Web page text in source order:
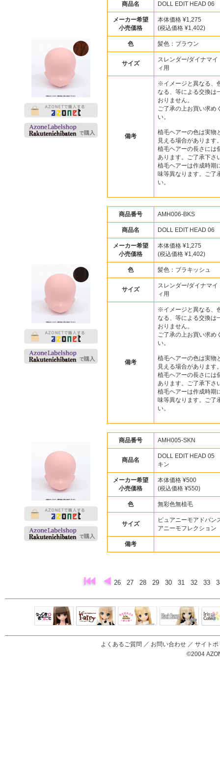
商品名 DOLL EDIT HEAD 06
メーカー希望
小売価格
本体価格 ¥1,275
(税込価格 ¥1,402)
色 髪色：ブラウン
サイズ
スレンダー/ダイナマイ
ィ用
備考
※イメージと異なる、
なる、等による交換は
おりません。
ご了承の上お買い求め
い。
植毛ヘアーの色は実物
見える場合があります
植毛ヘアーの長さには
あります。ご了承下さ
植毛ヘアーは作成時期
味等異なります。ご了
い。
商品番号 AMH006-BKS
商品名 DOLL EDIT HEAD 06
メーカー希望
小売価格
本体価格 ¥1,275
(税込価格 ¥1,402)
色 髪色：ブラキッシュ
サイズ
スレンダー/ダイナマイ
ィ用
備考
※イメージと異なる、
なる、等による交換は
おりません。
ご了承の上お買い求め
い。
植毛ヘアーの色は実物
見える場合があります
植毛ヘアーの長さには
あります。ご了承下さ
植毛ヘアーは作成時期
味等異なります。ご了
い。
商品番号 AMH005-SKN
商品名
DOLL EDIT HEAD 05
キン
メーカー希望
小売価格
本体価格 ¥500
(税込価格 ¥550)
色 無彩色無植毛
サイズ
ピュアニーモアドバン
アニーモフレクション
備考
26 27 28 29 30 31 32 33
よくあるご質問 ／ お問い合わせ ／ サイトポ
©2004